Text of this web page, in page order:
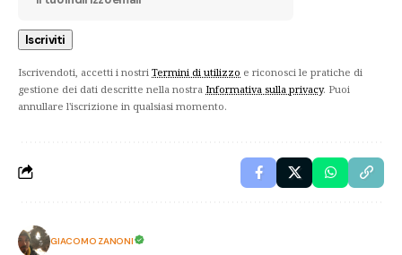
Iscrivendoti, accetti i nostri Termini di utilizzo e riconosci le pratiche di
gestione dei dati descritte nella nostra Informativa sulla privacy. Puoi
annullare l'iscrizione in qualsiasi momento.
GIACOMO ZANONI